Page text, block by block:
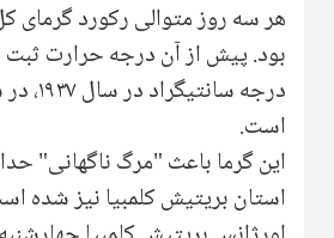
هر سه روز متوالی رکورد گرمای
درجه
است.
استان بریتیش کلمبیا نیز شده